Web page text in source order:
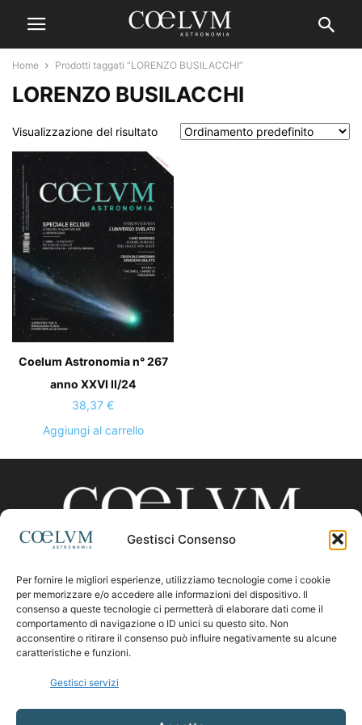
Gestisci Consenso
Per fornire le migliori esperienze, utilizziamo tecnologie come i cookie
per memorizzare e/o accedere alle informazioni del dispositivo. Il
consenso a queste tecnologie ci permetterà di elaborare dati come il
comportamento di navigazione o ID unici su questo sito. Non
acconsentire o ritirare il consenso può influire negativamente su alcune
caratteristiche e funzioni.
Gestisci servizi
Home Prodotti taggati “LORENZO BUSILACCHI”
LORENZO BUSILACCHI
Visualizzazione del risultato
Coelum Astronomia n° 267
anno XXVI II/24
38,37€
Aggiungi al carrello
CHI SIAMO
Contattaci:coelumastro@coelum.com